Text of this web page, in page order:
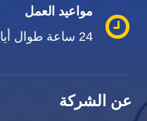
مواعيد العمل
24 ساعة طوال أيام الأسبوع
عن الشركة